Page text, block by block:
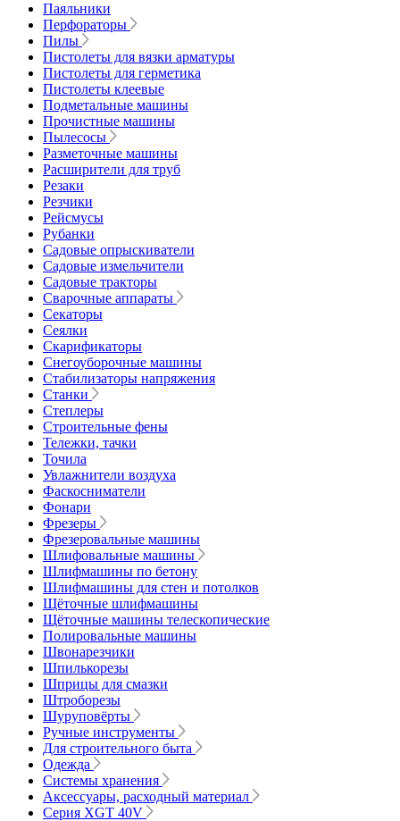
Паяльники
Перфораторы
Пилы
Пистолеты для вязки арматуры
Пистолеты для герметика
Пистолеты клеевые
Подметальные машины
Прочистные машины
Пылесосы
Разметочные машины
Расширители для труб
Резаки
Резчики
Рейсмусы
Рубанки
Садовые опрыскиватели
Садовые измельчители
Садовые тракторы
Сварочные аппараты
Секаторы
Сеялки
Скарификаторы
Снегоуборочные машины
Стабилизаторы напряжения
Станки
Степлеры
Строительные фены
Тележки, тачки
Точила
Увлажнители воздуха
Фаскосниматели
Фонари
Фрезеры
Фрезеровальные машины
Шлифовальные машины
Шлифмашины по бетону
Шлифмашины для стен и потолков
Щёточные шлифмашины
Щёточные машины телескопические
Полировальные машины
Швонарезчики
Шпилькорезы
Шприцы для смазки
Штроборезы
Шуруповёрты
Ручные инструменты
Для строительного быта
Одежда
Системы хранения
Аксессуары, расходный материал
Серия XGT 40V